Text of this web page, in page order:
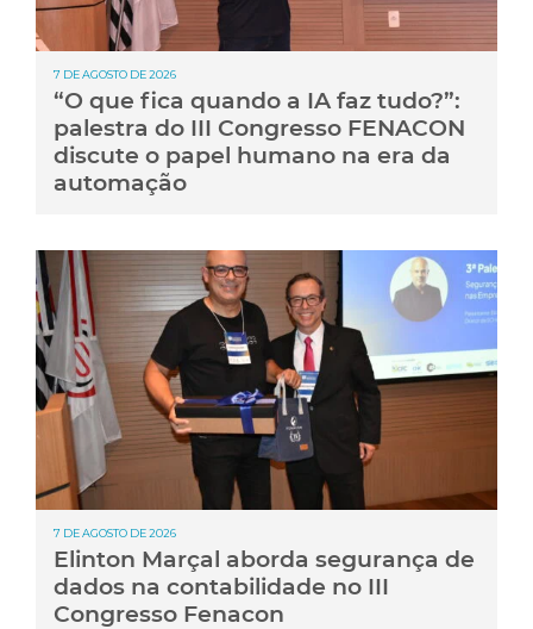
7 DE AGOSTO DE 2026
“O que fica quando a IA faz tudo?”:
palestra do III Congresso FENACON
discute o papel humano na era da
automação
7 DE AGOSTO DE 2026
Elinton Marçal aborda segurança de
dados na contabilidade no III
Congresso Fenacon